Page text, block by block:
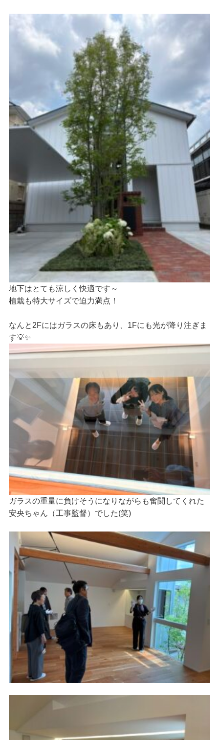
地下はとても涼しく快適です～
植栽も特大サイズで迫力満点！
なんと2Fにはガラスの床もあり、1Fにも光が降り注ぎま
す💡✨
ガラスの重量に負けそうになりながらも奮闘してくれた
安央ちゃん（工事監督）でした(笑)